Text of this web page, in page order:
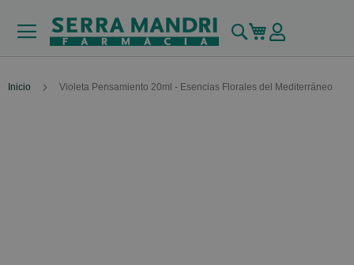
Buscar
Mi carrito
Inicio Violeta Pensamiento 20ml - Esencias Florales del Mediterráneo